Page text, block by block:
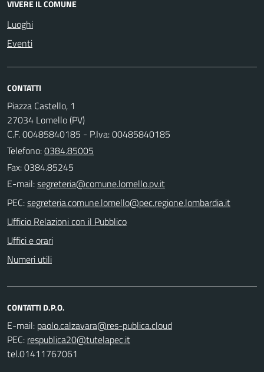
VIVERE IL COMUNE
Luoghi
Eventi
CONTATTI
Piazza Castello, 1
27034 Lomello (PV)
C.F. 00485840185 - P.Iva: 00485840185
Telefono:0384.85005
Fax: 0384.85245
E-mail:
PEC:
Ufficio Relazioni con il Pubblico
Uffici e orari
Numeri utili
CONTATTI D.P.O.
E-mail:
PEC:
tel.01411767061